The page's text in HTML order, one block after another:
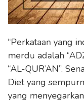
“Perkataan yang
merdu adalah
“AL-QUR’AN”.
Diet yang
yang